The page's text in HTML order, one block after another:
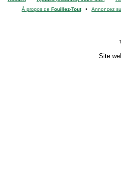
À propos de Fouillez-Tout• Annoncez
Site